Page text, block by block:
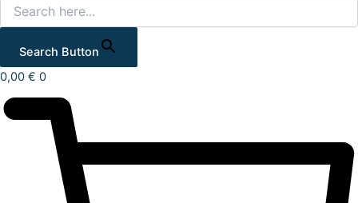
Search Button
0,00 € 0